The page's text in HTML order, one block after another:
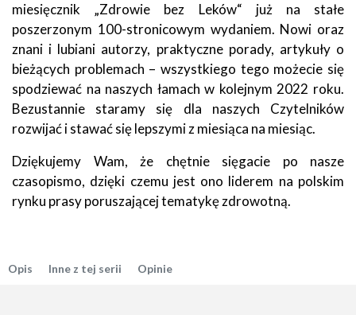
miesięcznik „Zdrowie bez Leków“ już na stałe
poszerzonym 100-stronicowym wydaniem. Nowi oraz
znani i lubiani autorzy, praktyczne porady, artykuły o
bieżących problemach – wszystkiego tego możecie się
spodziewać na naszych łamach w kolejnym 2022 roku.
Bezustannie staramy się dla naszych Czytelników
rozwijać i stawać się lepszymi z miesiąca na miesiąc.
Dziękujemy Wam, że chętnie sięgacie po nasze
czasopismo, dzięki czemu jest ono liderem na polskim
rynku prasy poruszającej tematykę zdrowotną.
Opis Inne z tej serii Opinie